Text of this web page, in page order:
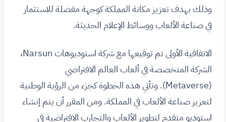
وذلك بهدف تعزيز مكانة المملكة كوجهة مفضلة للاستثمار
في صناعة الألعاب ووسائط الإعلام الحديثة.
الاتفاقية الأولى تم توقيعها مع شركة استوديوهات Narsun،
الشركة المتخصصة في ألعاب العالم الافتراضي
(Metaverse). وتأتي هذه الخطوة كجزء من الرؤية الوطنية
لتعزيز صناعة الألعاب في المملكة. ومن المقرر أن يتم إنشاء
استوديو متقدم لتطوير الألعاب والتجارب الافتراضية في